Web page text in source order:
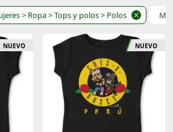
> Ropa> Tops y polos> Polos
NUEVO NUEVO